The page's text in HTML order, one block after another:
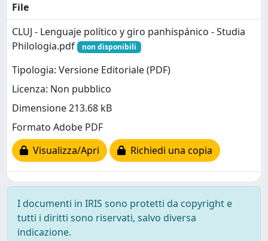
File
CLUJ - Lenguaje político y giro panhispánico - Studia
Philologia.pdf
non disponibili
Tipologia: Versione Editoriale (PDF)
Licenza: Non pubblico
Dimensione 213.68 kB
Formato Adobe PDF
Visualizza/Apri
Richiedi una copia
I documenti in IRIS sono protetti da copyright e
tutti i diritti sono riservati, salvo diversa
indicazione.